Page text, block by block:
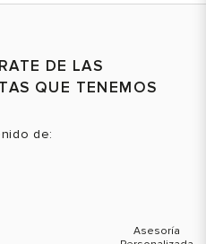
XL
Color
DE LAS
QUE TENEMOS
de: